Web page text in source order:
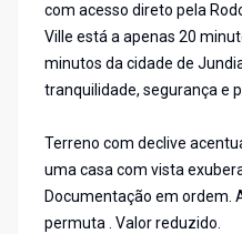
com acesso direto pela
Ville está a apenas 20
minutos da cidade de
tranquilidade, segurança e
Terreno com declive
uma casa com vista
Documentação em ordem.
permuta . Valor reduzido.